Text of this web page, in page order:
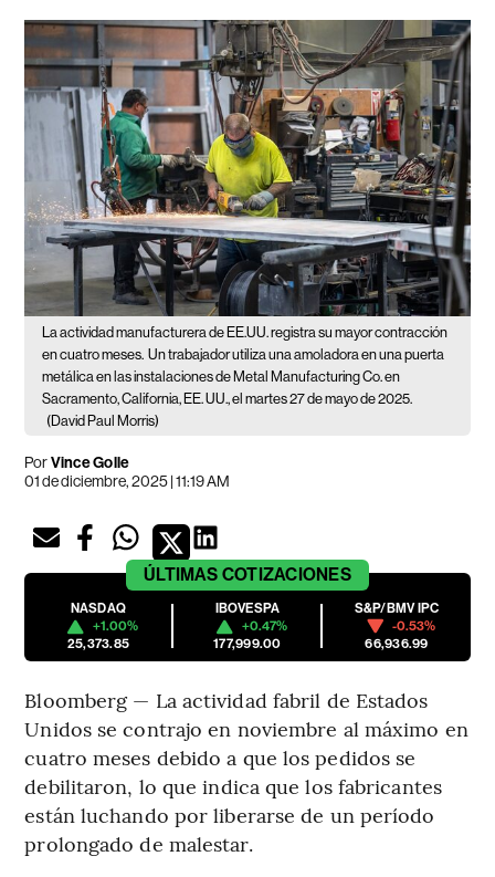
La actividad manufacturera de EE.UU. registra su mayor contracción
en cuatro meses. Un trabajador utiliza una amoladora en una puerta
metálica en las instalaciones de Metal Manufacturing Co. en
Sacramento, California, EE. UU., el martes 27 de mayo de 2025.
(David Paul Morris)
PorVince Golle
01 de diciembre, 2025 | 11:19 AM
ÚLTIMAS COTIZACIONES
NASDAQ
+1.00%
25,373.85
IBOVESPA
+0.47%
177,999.00
S&P/BMV IPC
-0.53%
66,936.99
Bloomberg — La actividad fabril de Estados
Unidos se contrajo en noviembre al máximo en
cuatro meses debido a que los pedidos se
debilitaron, lo que indica que los fabricantes
están luchando por liberarse de un período
prolongado de malestar.